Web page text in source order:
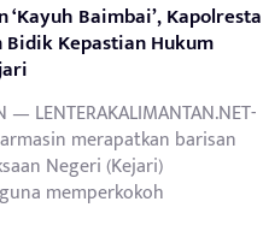
‘Kayuh Baimbai’, Kapolresta
Kepastian Hukum
— LENTERAKALIMANTAN.NET-
merapatkan barisan
Negeri (Kejari)
memperkokoh